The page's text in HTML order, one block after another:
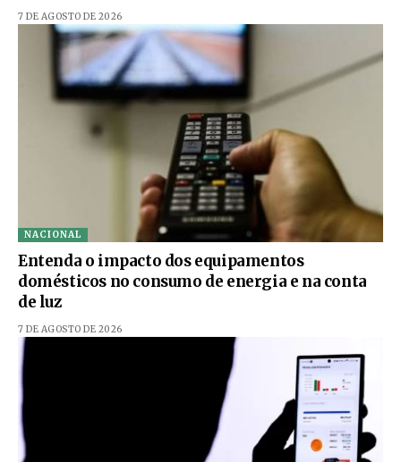
7 DE AGOSTO DE 2026
NACIONAL
Entenda o impacto dos equipamentos
domésticos no consumo de energia e na conta
de luz
7 DE AGOSTO DE 2026